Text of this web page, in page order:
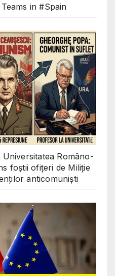
in #Spain
Româno-
foștii ofițeri de Miliție
anticomuniști